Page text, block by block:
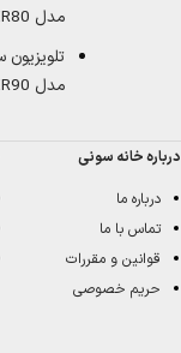
مدل XR80
مدل XR90
درباره خانه سونی
درباره ما
تماس با ما
قوانین و مقررات
حریم خصوصی